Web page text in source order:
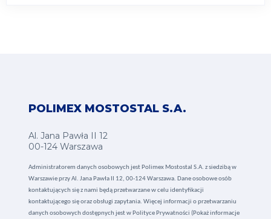
POLIMEX MOSTOSTAL S.A.
Al. Jana Pawła II 12
00-124 Warszawa
Administratorem danych osobowych jest Polimex Mostostal S.A. z siedzibą w
Warszawie przy Al. Jana Pawła II 12, 00-124 Warszawa. Dane osobowe osób
kontaktujących się z nami będą przetwarzane w celu identyfikacji
kontaktującego się oraz obsługi zapytania. Więcej informacji o przetwarzaniu
danych osobowych dostępnych jest w Polityce Prywatności (Pokaż informacje